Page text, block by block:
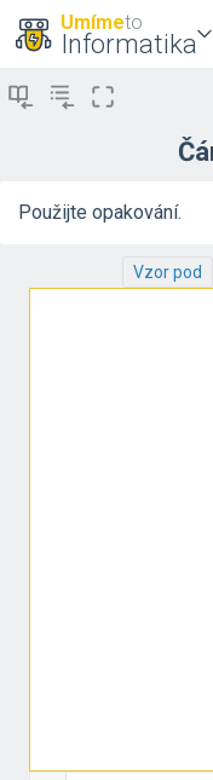
Umímeto
Informatika
Použijte opakování.
Vzor pod